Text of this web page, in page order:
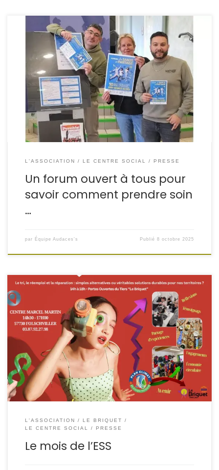
“La santé se partage”, tel est le thème d’une après-midi
consacrée à notre bien le plus cher et organisée à
Folschviller vendredi 10 octobre. Un forum gratuit et ouvert
à tous où il sera possible de rencontrer des spécialistes
de tous domaines en matière de dépistage, de bien être
ou d’accès […]
L'ASSOCIATION LE CENTRE SOCIAL PRESSE
Un forum ouvert à tous pour
savoir comment prendre soin
…
par Équipe Audaces's Publié8 octobre 2025
Le tri, le réemploi et la réparation : simples alternatives ou
véritables solutions durables pour nos territoires ? Dans un
monde où les ressources s’épuisent et où nos modes de
consommation sont remis en question, il devient essentiel
de repenser notre rapport aux objets, aux déchets et à
leur devenir, […]
L'ASSOCIATION
LE BRIQUET
LE CENTRE SOCIAL
PRESSE
Le mois de l’ESS